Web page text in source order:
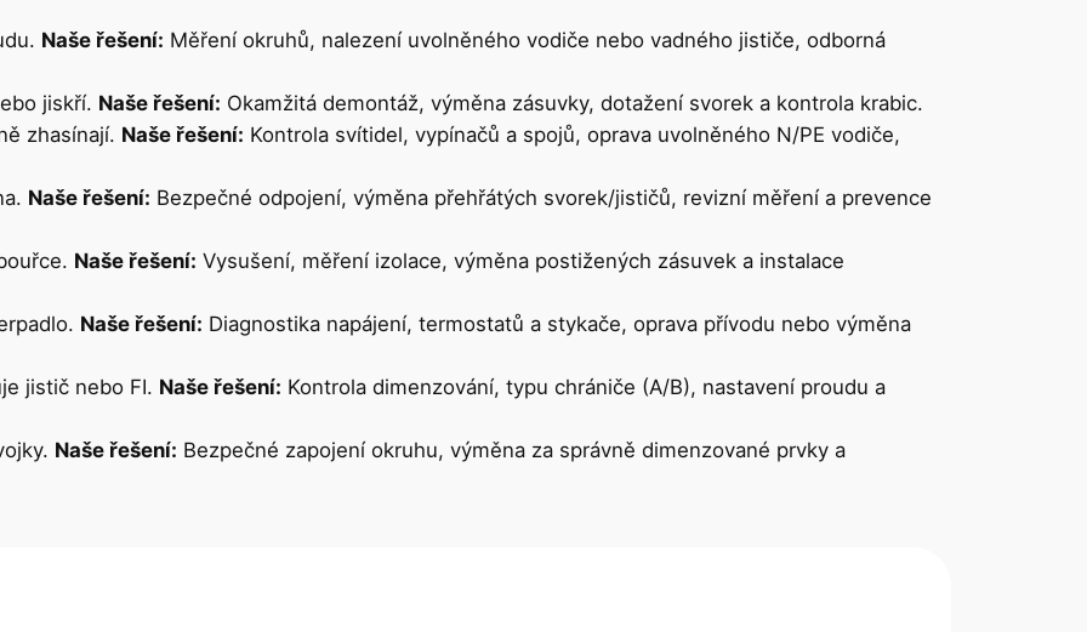
Naše řešení: Měření okruhů, nalezení uvolněného vodiče nebo vadného jističe, odborná
jiskří. Naše řešení: Okamžitá demontáž, výměna zásuvky, dotažení svorek a kontrola krabic.
zhasínají. Naše řešení: Kontrola svítidel, vypínačů a spojů, oprava uvolněného N/PE vodiče,
Naše řešení: Bezpečné odpojení, výměna přehřátých svorek/jističů, revizní měření a prevence
Naše řešení: Vysušení, měření izolace, výměna postižených zásuvek a instalace
Naše řešení: Diagnostika napájení, termostatů a stykače, oprava přívodu nebo výměna
jistič nebo FI. Naše řešení: Kontrola dimenzování, typu chrániče (A/B), nastavení proudu a
Naše řešení: Bezpečné zapojení okruhu, výměna za správně dimenzované prvky a